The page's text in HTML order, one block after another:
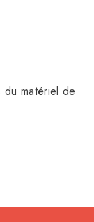
du matériel de